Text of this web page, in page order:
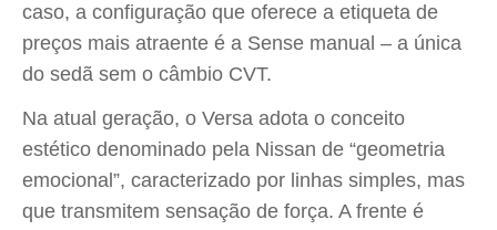
caso, a configuração que oferece a etiqueta de
preços mais atraente é a Sense manual – a única
do sedã sem o câmbio CVT.
Na atual geração, o Versa adota o conceito
estético denominado pela Nissan de “geometria
emocional”, caracterizado por linhas simples, mas
que transmitem sensação de força. A frente é